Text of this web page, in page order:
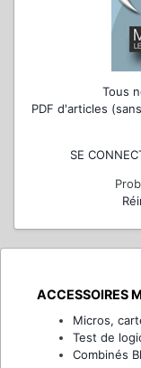
Tous
PDF d'articles
SE
ACCESSOIRES
Micros,
Test de
Combinés